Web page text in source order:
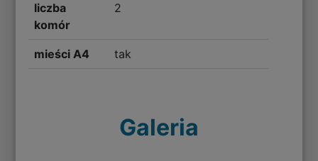
liczba
komór
2
mieści A4 tak
Galeria